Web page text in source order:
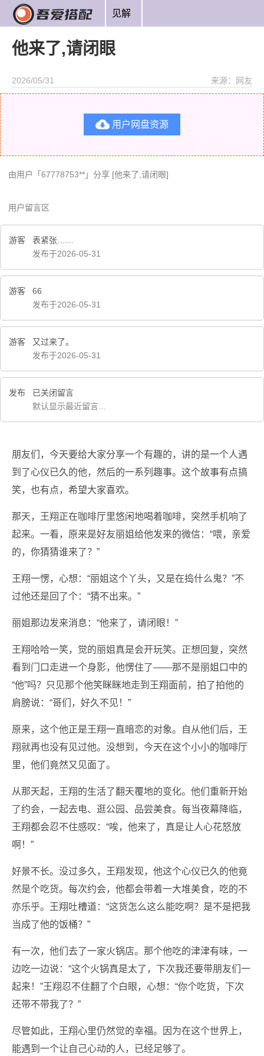
见解
他来了,请闭眼
2026/05/31 来源：网友
 用户网盘资源
由用户「67778753**」分享 [他来了,请闭眼]
用户留言区
游客
表紧张……
发布于2026-05-31
游客
66
发布于2026-05-31
游客
又过来了。
发布于2026-05-31
发布
已关闭留言
默认显示最近留言...
朋友们，今天要给大家分享一个有趣的，讲的是一个人遇
到了心仪已久的他，然后的一系列趣事。这个故事有点搞
笑，也有点，希望大家喜欢。
那天，王翔正在咖啡厅里悠闲地喝着咖啡，突然手机响了
起来。一看，原来是好友丽姐给他发来的微信：“喂，亲爱
的，你猜猜谁来了？”
王翔一愣，心想：“丽姐这个丫头，又是在捣什么鬼？”不
过他还是回了个：“猜不出来。”
丽姐那边发来消息：“他来了，请闭眼！”
王翔哈哈一笑，觉的丽姐真是会开玩笑。正想回复，突然
看到门口走进一个身影，他愣住了——那不是丽姐口中的
“他”吗？只见那个他笑眯眯地走到王翔面前，拍了拍他的
肩膀说：“哥们，好久不见！”
原来，这个他正是王翔一直暗恋的对象。自从他们后，王
翔就再也没有见过他。没想到，今天在这个小小的咖啡厅
里，他们竟然又见面了。
从那天起，王翔的生活了翻天覆地的变化。他们重新开始
了约会，一起去电、逛公园、品尝美食。每当夜幕降临，
王翔都会忍不住感叹：“唉，他来了，真是让人心花怒放
啊！”
好景不长。没过多久，王翔发现，他这个心仪已久的他竟
然是个吃货。每次约会，他都会带着一大堆美食，吃的不
亦乐乎。王翔吐槽道：“这货怎么这么能吃啊？是不是把我
当成了他的饭桶？”
有一次，他们去了一家火锅店。那个他吃的津津有味，一
边吃一边说：“这个火锅真是太了，下次我还要带朋友们一
起来！”王翔忍不住翻了个白眼，心想：“你个吃货，下次
还带不带我了？”
尽管如此，王翔心里仍然觉的幸福。因为在这个世界上，
能遇到一个让自己心动的人，已经足够了。